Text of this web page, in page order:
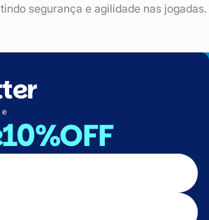
segurança e agilidade nas jogadas.
e
10%OFF